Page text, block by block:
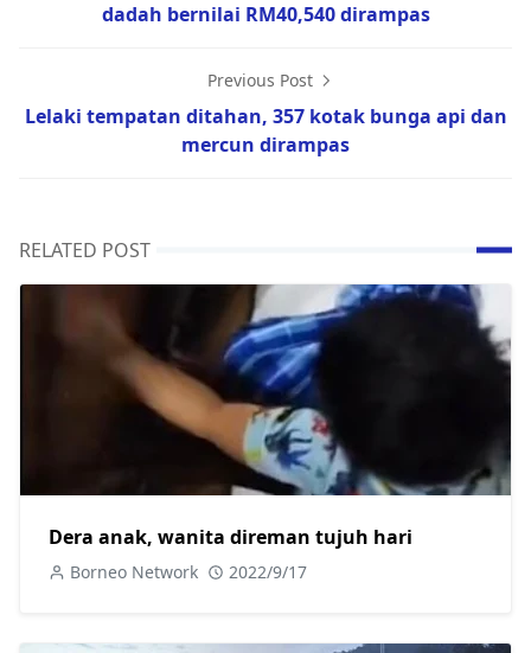
dadah bernilai RM40,540 dirampas
Previous Post
Lelaki tempatan ditahan, 357 kotak bunga api dan
mercun dirampas
RELATED POST
Dera anak, wanita direman tujuh hari
Borneo Network 2022/9/17